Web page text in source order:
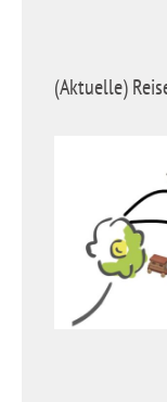
(Aktuelle)